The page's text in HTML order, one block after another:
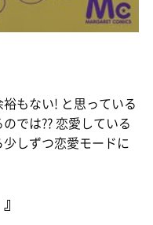
もない! と思っている
では?? 恋愛している
しずつ恋愛モードに